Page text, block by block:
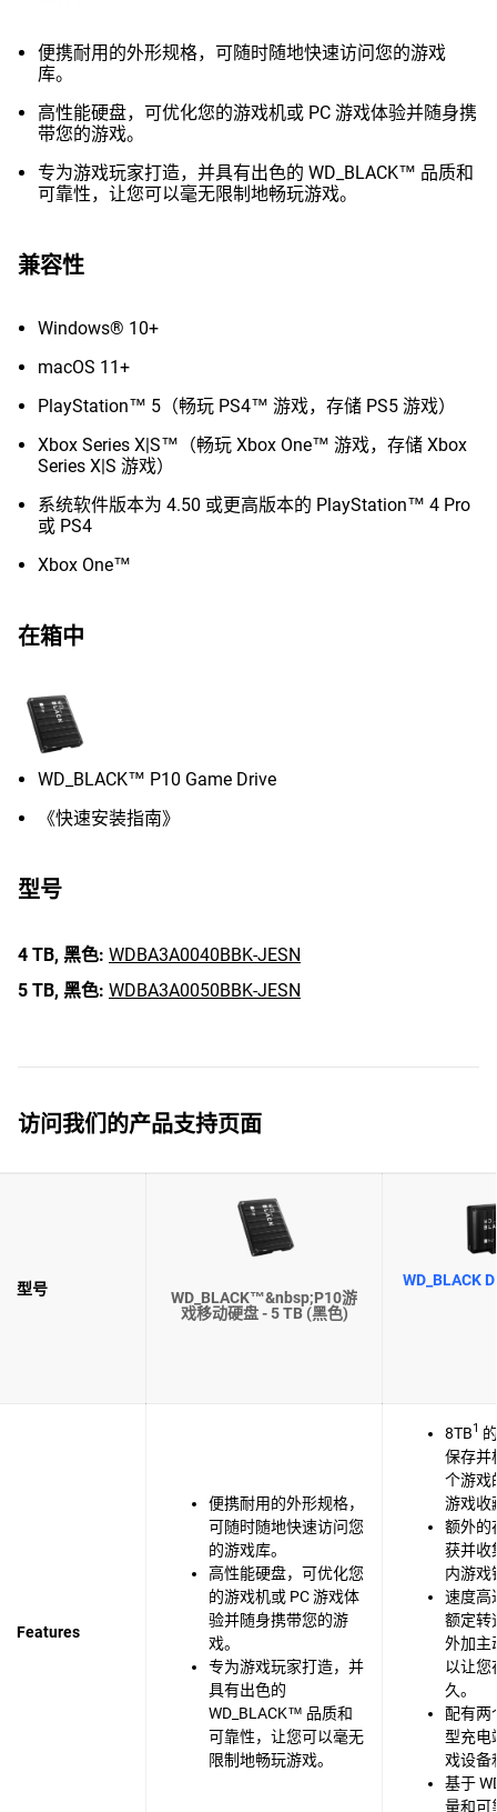
便携耐用的外形规格，可随时随地快速访问您的游戏
库。
高性能硬盘，可优化您的游戏机或 PC 游戏体验并随身携
带您的游戏。
专为游戏玩家打造，并具有出色的 WD_BLACK™ 品质和
可靠性，让您可以毫无限制地畅玩游戏。
兼容性
Windows® 10+
macOS 11+
PlayStation™ 5（畅玩 PS4™ 游戏，存储 PS5 游戏）
Xbox Series X|S™（畅玩 Xbox One™ 游戏，存储 Xbox
Series X|S 游戏）
系统软件版本为 4.50 或更高版本的 PlayStation™ 4 Pro
或 PS4
Xbox One™
在箱中
WD_BLACK™ P10 Game Drive
《快速安装指南》
型号
4 TB, 黑色: WDBA3A0040BBK-JESN
5 TB, 黑色: WDBA3A0050BBK-JESN
访问我们的产品支持页面
型号
WD_BLACK™&nbsp;P10游
戏移动硬盘​ - 5 TB (黑色)
WD_BLACK
Features
便携耐用的外形规格，
可随时随地快速访问您
的游戏库。
高性能硬盘，可优化您
的游戏机或 PC 游戏体
验并随身携带您的游
戏。
专为游戏玩家打造，并
具有出色的
WD_BLACK™ 品质和
可靠性，让您可以毫无
限制地畅玩游戏。
8TB1
保存并
个游戏
游戏收
额外的
获并收
内游戏
速度高
额定转
外加主
以让您
久。
配有两
型充电
戏设备
基于
量和可